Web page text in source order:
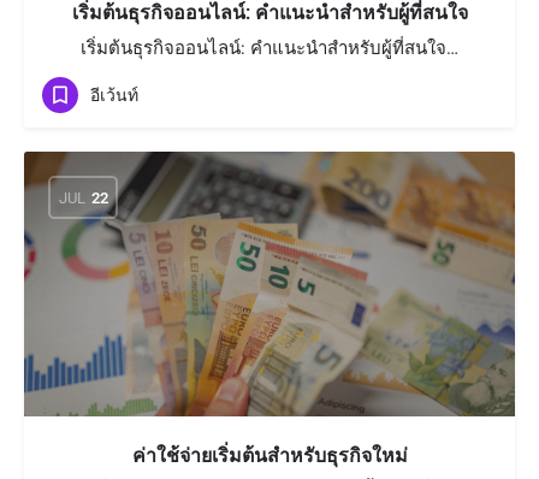
เริ่มต้นธุรกิจออนไลน์: คำแนะนำสำหรับผู้ที่สนใจ
เริ่มต้นธุรกิจออนไลน์: คำแนะนำสำหรับผู้ที่สนใจ…
อีเว้นท์
JUL 22
ค่าใช้จ่ายเริ่มต้นสำหรับธุรกิจใหม่